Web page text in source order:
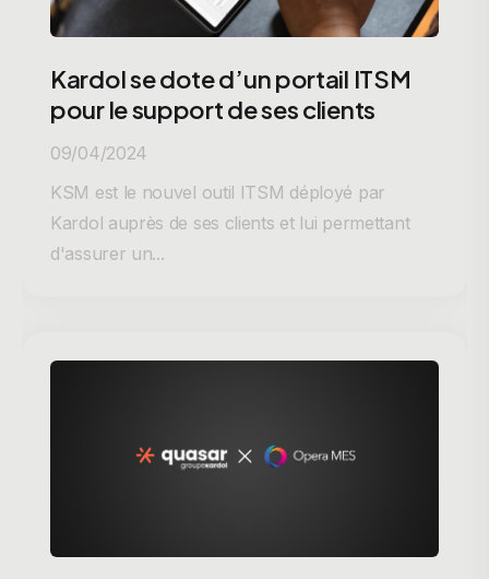
Kardol se dote d’un portail ITSM
pour le support de ses clients
09/04/2024
KSM est le nouvel outil ITSM déployé par
Kardol auprès de ses clients et lui permettant
d'assurer un...